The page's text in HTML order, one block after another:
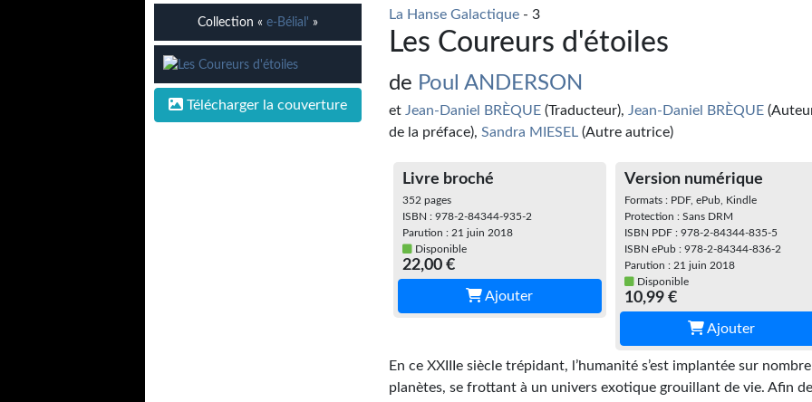
Collection «e-Bélial' »
Télécharger la couverture
La Hanse Galactique - 3
Les Coureurs d'étoiles
de Poul ANDERSON
et Jean-Daniel BRÈQUE (Traducteur), Jean-Daniel BRÈQUE
de la préface),Sandra MIESEL (Autre autrice)
Livre broché
352 pages
ISBN : 978-2-84344-935-2
Parution : 21 juin 2018
Disponible
22,00 €
Ajouter
Version numérique
Formats : PDF, ePub, Kindle
Protection : Sans DRM
ISBN PDF : 978-2-84344-835-5
ISBN ePub : 978-2-84344-836-2
Parution : 21 juin 2018
Disponible
10,99 €
Ajouter
En ce XXIIIe siècle trépidant, l’humanité s’est implantée sur
planètes, se frottant à un univers exotique grouillant de vie. Afin de